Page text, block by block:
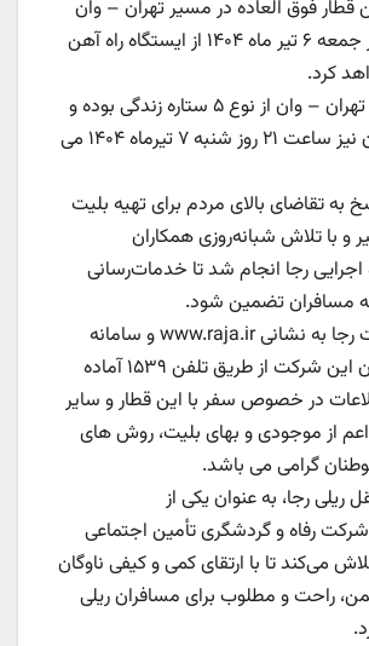
قطار فوق العاده در مسیر تهران – وان
ساعت ۱۳:۲۰ روز جمعه ۶ تیر ماه ۱۴۰۴ از ایستگاه راه آهن
کرد.
قطار فوق العاده تهران – وان از نوع ۵ ستاره زندگی بوده و
برگشت آن از وان نیز ساعت ۲۱ روز شنبه ۷ تیرماه ۱۴۰۴ می
به تقاضای بالای مردم برای تهیه بلیت
و با تلاش شبانه‌روزی همکاران
رجا انجام شد تا خدمات‌رسانی
مسافران تضمین شود.
وب سایت شرکت رجا به نشانی www.raja.ir و سامانه
ارتباط با مشتریان این شرکت از طریق تلفن ۱۵۳۹ آماده
در خصوص سفر با این قطار و سایر
از موجودی و بهای بلیت، روش های
گرامی می باشد.
رجا، به عنوان یکی از
رفاه و گردشگری تأمین اجتماعی
می‌کند تا با ارتقای کمی و کیفی ناوگان
راحت و مطلوب برای مسافران ریلی